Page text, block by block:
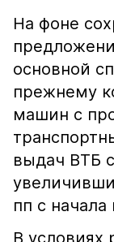
На фоне
основной
прежнему
машин с
выдач ВТБ
пп с начала
В условиях